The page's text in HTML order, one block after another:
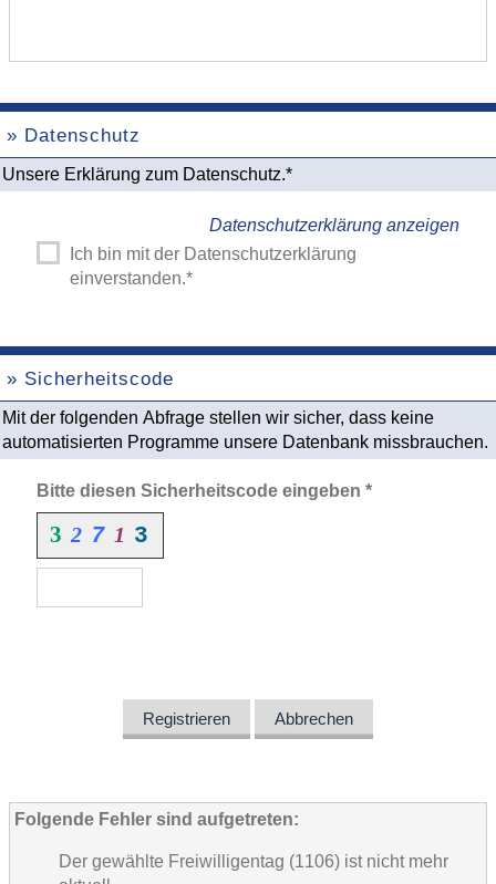
» Datenschutz
Unsere Erklärung zum Datenschutz.*
Datenschutzerklärung anzeigen
einverstanden.*
» Sicherheitscode
Mit der folgenden Abfrage stellen wir sicher, dass keine
automatisierten Programme unsere Datenbank missbrauchen.
Bitte diesen Sicherheitscode eingeben *
3 2 7 1 3
Registrieren Abbrechen
Folgende Fehler sind aufgetreten:
Der gewählte Freiwilligentag (1106) ist nicht mehr